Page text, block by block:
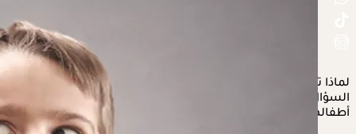
لماذا توقف طفلي فجأة عن الكلام؟ تطرح الكثير من الأمهات هذا
السؤال على محرك بحث جوجل، رغبة في معرفة أسباب توقف
أطفالهن عن الحديث بشكل مفاجئ.